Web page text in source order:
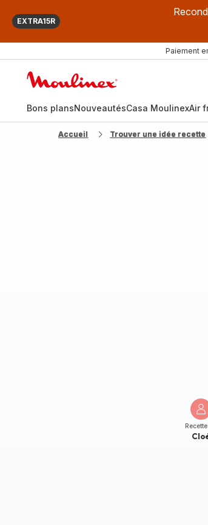
EXTRA15R
Paiement
Bons plansNouveautésCasa MoulinexAir
Accueil Trouver une idée recette